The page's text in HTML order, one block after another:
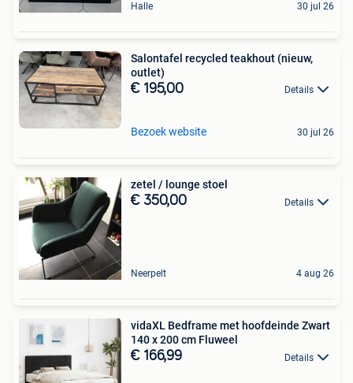
Halle 30 jul 26
Salontafel recycled teakhout (nieuw,
outlet)
€ 195,00 Details
Bezoek website 30 jul 26
zetel / lounge stoel
€ 350,00 Details
Neerpelt 4 aug 26
vidaXL Bedframe met hoofdeinde Zwart
140 x 200 cm Fluweel
€ 166,99 Details